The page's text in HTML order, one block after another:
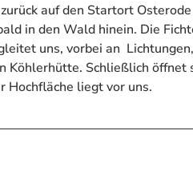
auf den Startort
in den Wald hinein. Die
uns, vorbei an
Schließlich öffnet
Hochfläche liegt vor uns.